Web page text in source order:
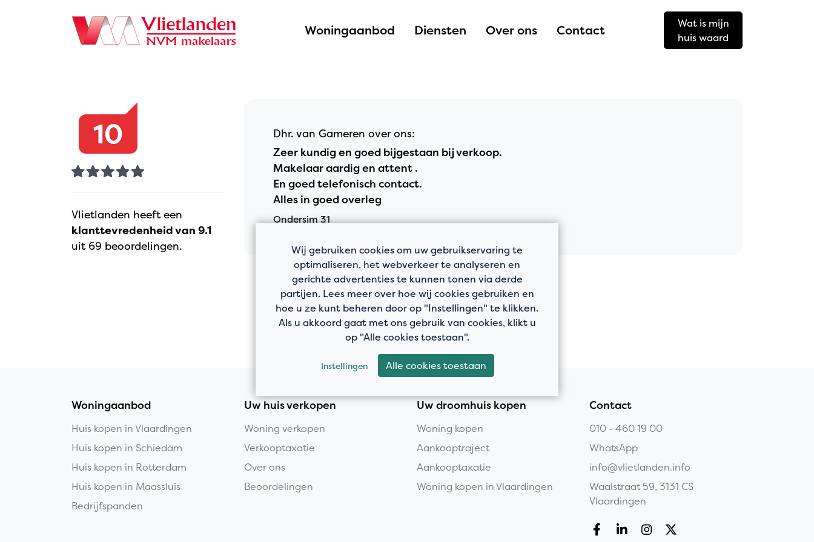
Navigation Woningaanbod Diensten Over ons Contact
Wat is mijn
huis waard
Dhr. van Gameren over ons:
Zeer kundig en goed bijgestaan bij verkoop.
Makelaar aardig en attent .
En goed telefonisch contact.
Alles in goed overleg
Ondersim 31
10
Vlietlanden heeft een
klanttevredenheid van 9.1
uit 69 beoordelingen.
Woningaanbod
Huis kopen in Vlaardingen
Huis kopen in Schiedam
Huis kopen in Rotterdam
Huis kopen in Maassluis
Bedrijfspanden
Uw huis verkopen
Woning verkopen
Verkooptaxatie
Over ons
Beoordelingen
Uw droomhuis kopen
Woning kopen
Aankooptraject
Aankooptaxatie
Woning kopen in Vlaardingen
Contact
010 - 460 19 00
WhatsApp
info@vlietlanden.info
Waalstraat 59, 3131 CS
Vlaardingen
Wij gebruiken cookies om uw gebruikservaring te
optimaliseren, het webverkeer te analyseren en
gerichte advertenties te kunnen tonen via derde
partijen. Lees meer over hoe wij cookies gebruiken en
hoe u ze kunt beheren door op "Instellingen" te klikken.
Als u akkoord gaat met ons gebruik van cookies, klikt u
op "Alle cookies toestaan".
Instellingen Alle cookies toestaan